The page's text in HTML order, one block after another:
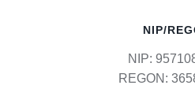
NIP/
NIP:
REGON: